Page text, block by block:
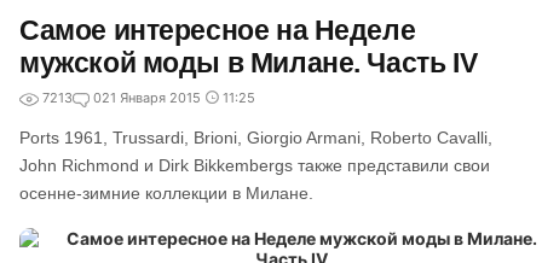
Самое интересное на Неделе
мужской моды в Милане. Часть IV
7213 021 Января 2015 11:25
Ports 1961, Trussardi, Brioni, Giorgio Armani, Roberto Cavalli,
John Richmond и Dirk Bikkembergs также представили свои
осенне-зимние коллекции в Милане.